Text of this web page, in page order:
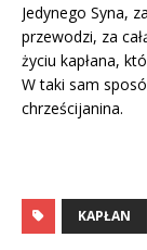
Jedynego Syna,
przewodzi, za
życiu kapłana,
W taki sam
chrześcijanina.
KAPŁAN